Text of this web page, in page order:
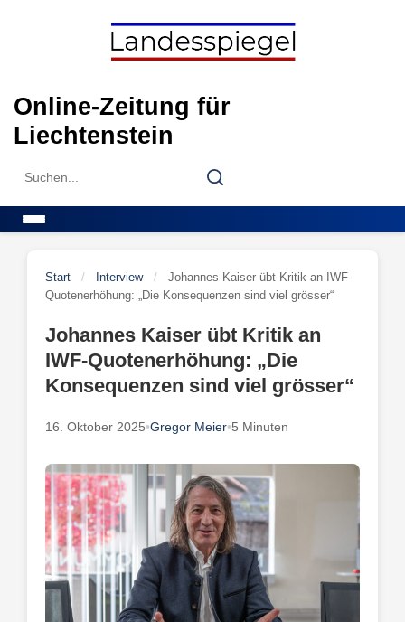
Online-Zeitung für
Liechtenstein
Search
Search
Start / Interview /
Johannes Kaiser übt Kritik an IWF-
Quotenerhöhung: „Die Konsequenzen sind viel grösser“
Johannes Kaiser übt Kritik an
IWF-Quotenerhöhung: „Die
Konsequenzen sind viel grösser“
16. Oktober 2025•Gregor Meier•5 Minuten